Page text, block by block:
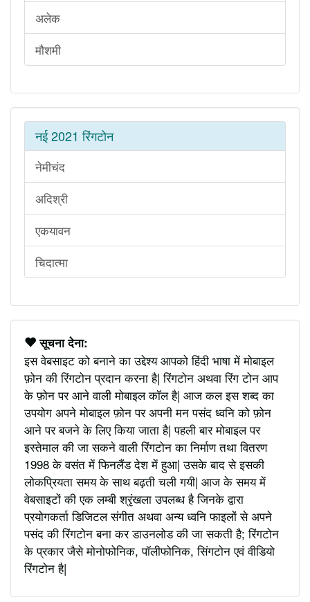
अलेक
मौशमी
नई 2021 रिंगटोन
नेमीचंद
अदिश्री
एकयावन
चिदात्मा
सूचना देना:
इस वेबसाइट को बनाने का उद्देश्य आपको हिंदी भाषा में मोबाइल
फ़ोन की रिंगटोन प्रदान करना है| रिंगटोन अथवा रिंग टोन आप
के फ़ोन पर आने वाली मोबाइल कॉल है| आज कल इस शब्द का
उपयोग अपने मोबाइल फ़ोन पर अपनी मन पसंद ध्वनि को फ़ोन
आने पर बजने के लिए किया जाता है| पहली बार मोबाइल पर
इस्तेमाल की जा सकने वाली रिंगटोन का निर्माण तथा वितरण
1998 के वसंत में फिनलैंड देश में हुआ| उसके बाद से इसकी
लोकप्रियता समय के साथ बढ़ती चली गयी| आज के समय में
वेबसाइटों की एक लम्बी श्रृंखला उपलब्ध है जिनके द्वारा
प्रयोगकर्ता डिजिटल संगीत अथवा अन्य ध्वनि फाइलों से अपने
पसंद की रिंगटोन बना कर डाउनलोड की जा सकती है; रिंगटोन
के प्रकार जैसे मोनोफोनिक, पॉलीफोनिक, सिंगटोन एवं वीडियो
रिंगटोन है|